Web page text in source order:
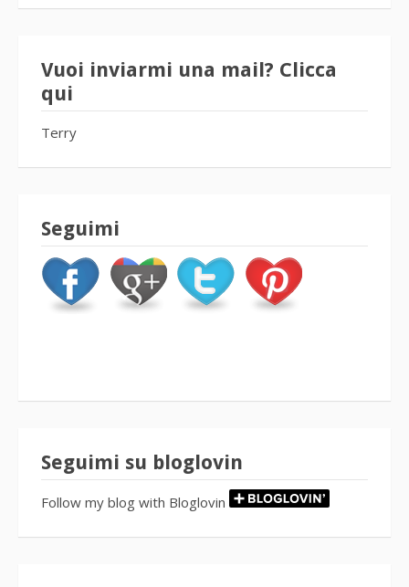
Vuoi inviarmi una mail? Clicca
qui
Terry
Seguimi
Seguimi su bloglovin
Follow my blog with Bloglovin